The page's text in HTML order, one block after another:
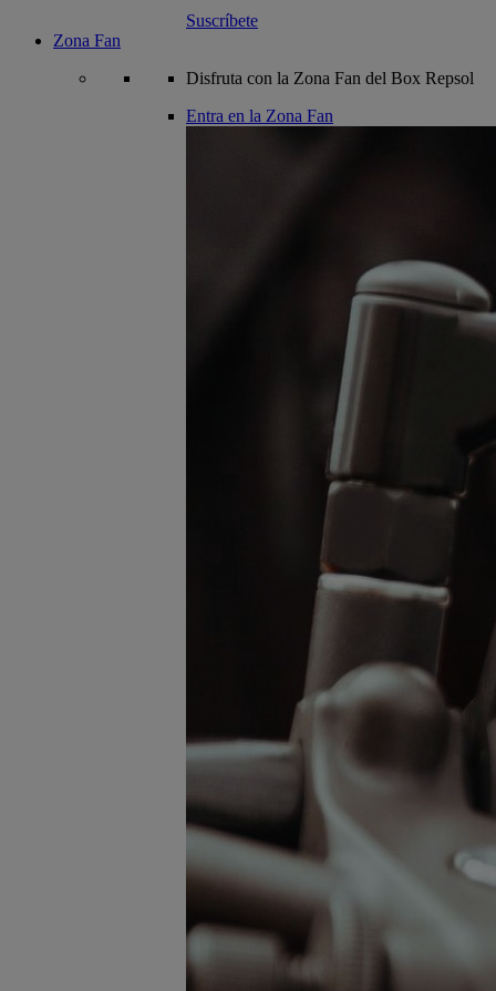
Suscríbete
Zona Fan
Disfruta con la Zona Fan del Box Repsol
Entra en la Zona Fan